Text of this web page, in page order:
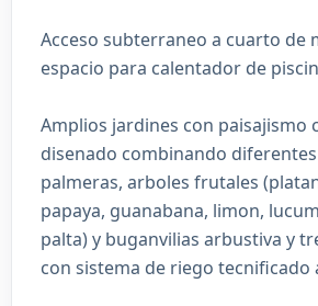
Acceso subterraneo a cuarto de
espacio para calentador de
Amplios jardines con paisajismo
disenado combinando
palmeras, arboles frutales
papaya, guanabana, limon,
palta) y buganvilias arbustiva y
con sistema de riego tecnificado